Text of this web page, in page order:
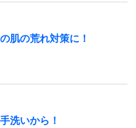
肌の荒れ対策に！
洗いから！